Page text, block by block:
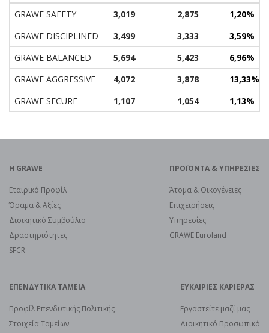
GRAWE SAFETY
3,019 2,875
1,20%
GRAWE DISCIPLINED
3,499 3,333
3,59%
GRAWE BALANCED
5,694 5,423
6,96%
GRAWE AGGRESSIVE
4,072 3,878
13,33%
GRAWE SECURE
1,107 1,054 1,13%
H GRAWE
Εταιρικό Προφίλ
Όραμα & Αξίες
Διοικητικό Συμβούλιο
Δραστηριότητες
SFCR
ΠΡΟΪOΝΤΑ & ΥΠΗΡΕΣΙΕΣ
Άτομα & Οικογένειες
Επιχειρήσεις
Υπηρεσίες
GRAWE Euroland
ΕΠΕΝΔΥΤΙΚΑ ΤΑΜΕΙΑ
Προφίλ Επενδυτικής Πολιτικής
Στοιχεία Ταμείων
ΕΥΚΑΙΡΙΕΣ ΚΑΡΙΕΡΑΣ
Εργαστείτε μαζί μας
Διοικητικό Προσωπικό